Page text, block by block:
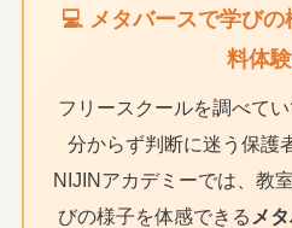
💻 メタバースで学び
料体
フリースクールを調べて
分からず判断に迷う保護
NIJINアカデミーでは、教
びの様子を体感できる メ